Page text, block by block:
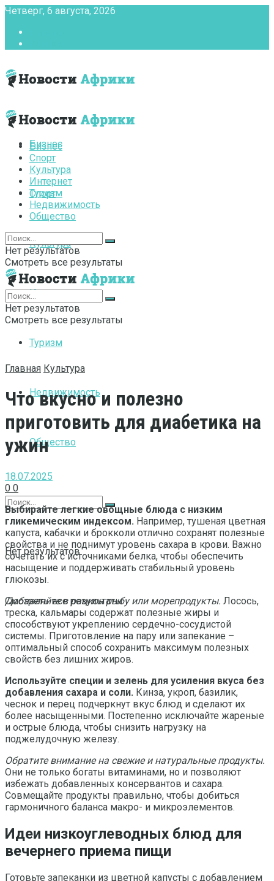
Четверг, 6 августа, 2026
Бизнес
Спорт
Культура
Интернет
Туризм
Недвижимость
Общество
Нет результатов
Смотреть все результаты
Бизнес
Спорт
Культура
Интернет
Туризм
Недвижимость
Общество
Нет результатов
Смотреть все результаты
Нет результатов
Смотреть все результаты
Главная Культура
Что вкусно и полезно
приготовить для диабетика на
ужин
18.07.2025
0 0
Выбирайте легкие овощные блюда с низким
гликемическим индексом. Например, тушеная цветная
капуста, кабачки и брокколи отлично сохранят полезные
свойства и не поднимут уровень сахара в крови. Важно
сочетать их с источниками белка, чтобы обеспечить
насыщение и поддерживать стабильный уровень
глюкозы.
Добавляйте в рацион рыбу или морепродукты. Лосось,
треска, кальмары содержат полезные жиры и
способствуют укреплению сердечно-сосудистой
системы. Приготовление на пару или запекание –
оптимальный способ сохранить максимум полезных
свойств без лишних жиров.
Используйте специи и зелень для усиления вкуса без
добавления сахара и соли. Кинза, укроп, базилик,
чеснок и перец подчеркнут вкус блюд и сделают их
более насыщенными. Постепенно исключайте жареные
и острые блюда, чтобы снизить нагрузку на
поджелудочную железу.
Обратите внимание на свежие и натуральные продукты.
Они не только богаты витаминами, но и позволяют
избежать добавленных консервантов и сахара.
Совмещайте продукты правильно, чтобы добиться
гармоничного баланса макро- и микроэлементов.
Идеи низкоуглеводных блюд для
вечернего приема пищи
Готовьте запеканки из цветной капусты с добавлением